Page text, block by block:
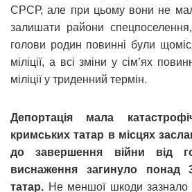
СРСР, але при цьому вони не
залишати райони
голови родин повинні були
міліції, а всі зміни у сім’ях
міліції у триденний термін.
Депортація мала
кримських татар в місцях
до завершення війни від
виснаження загинуло понад
татар. Не меншої шкоди зазнало